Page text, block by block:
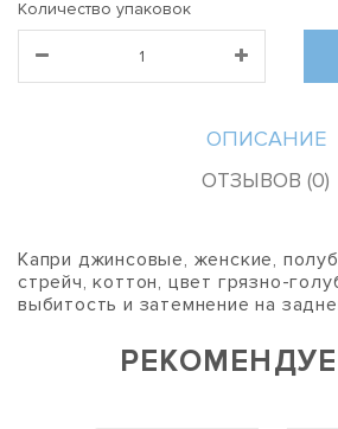
Количество упаковок
ОПИСАНИЕ
ОТЗЫВОВ (0)
Капри джинсовые, женские,
стрейч, коттон, цвет грязно-
выбитость и затемнение на